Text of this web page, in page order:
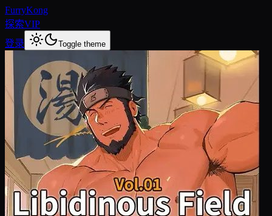
FurryKong
探索VIP
登录
Toggle theme